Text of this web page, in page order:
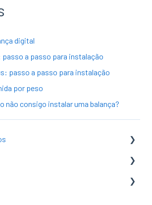
digital
a passo para instalação
passo a passo para instalação
por peso
não consigo instalar uma balança?
iniciais
módulo